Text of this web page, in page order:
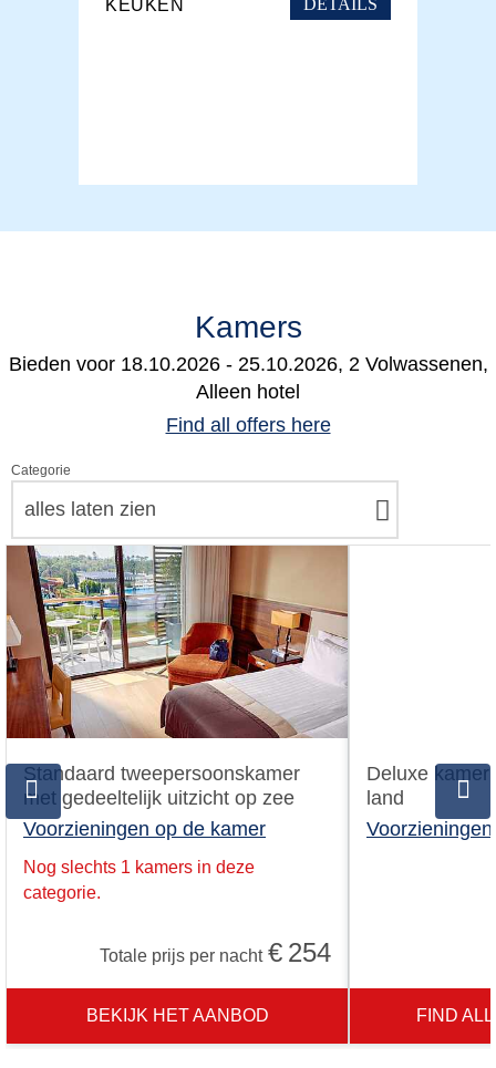
KEUKEN DETAILS
Kamers
Bieden voor 18.10.2026 - 25.10.2026, 2 Volwassenen,
Alleen hotel
Find all offers here
Categorie
alles laten zien
Standaard tweepersoonskamer
met gedeeltelijk uitzicht op zee
Voorzieningen op de kamer
Nog slechts 1 kamers in deze
categorie.
Totale prijs per nacht € 254
BEKIJK HET AANBOD
Deluxe
land
FIND